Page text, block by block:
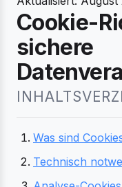
Cookie-
sichere
Was sind
Technisch